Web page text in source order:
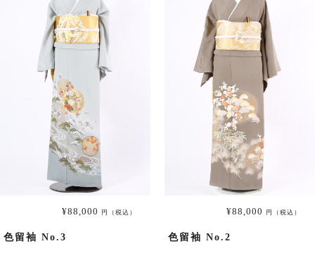
プラン・料金
舞妓・芸者・花魁・遊女・あんみつ姫
プラン・料金
袴レンタル
¥88,000 円（税込）
色留袖 No.3
¥88,000 円（税込）
色留袖 No.2